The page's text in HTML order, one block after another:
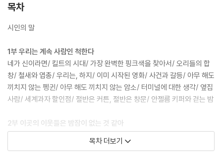
목차
시인의 말
1부 우리는 계속 사람인 척한다
네가 신이라면/ 킬트의 시대/ 가장 완벽한 핑크색을 찾아서/ 오리들의 합
창/ 철새와 엽총/ 우리는, 하지/ 이미 시작된 영화/ 사건과 갈등/ 아무 해도
끼치지 않는 펭귄/ 아무 해도 끼치지 않는 암소/ 터미널에 대한 생각/ 옆집
사람/ 세계과자 할인점/ 절반은 커튼, 절반은 창문/ 안젤름 키퍼와 걷는 밤
2부 이곳의 이웃들은 밤잠이 없는 것 같아
호텔, 캘리포니아/ 빵과 장미 1/ 안과 밖/ 카프리 섬/ 빵과 장미 2/ 핀란드
의 숲/ 나는 밤에/ 오늘 우리의 식탁이 멈춘다면/ 광장과 생각/ 선악과 맛/
목차 더보기